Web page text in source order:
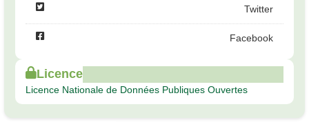
Twitter
Facebook
Licence
Licence Nationale de Données Publiques Ouvertes